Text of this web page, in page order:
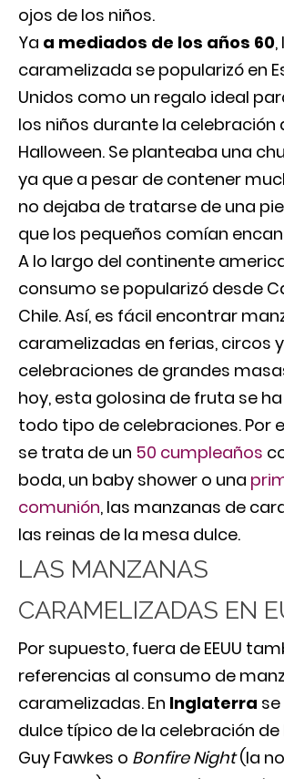
ojos de los niños.
Ya a mediados de los años 60
caramelizada se popularizó en
Unidos como un regalo ideal
los niños durante la celebración
Halloween. Se planteaba una
ya que a pesar de contener
no dejaba de tratarse de una
que los pequeños comían
A lo largo del continente
consumo se popularizó desde
Chile. Así, es fácil encontrar
caramelizadas en ferias, circos y
celebraciones de grandes
hoy, esta golosina de fruta se
todo tipo de celebraciones. Por
se trata de un 50 cumpleaños
boda, un baby shower o una
comunión, las manzanas de
las reinas de la mesa dulce.
LAS MANZANAS
CARAMELIZADAS EN
Por supuesto, fuera de EEUU
referencias al consumo de
caramelizadas. En Inglaterra
dulce típico de la celebración de
Guy Fawkes o Bonfire Night(la